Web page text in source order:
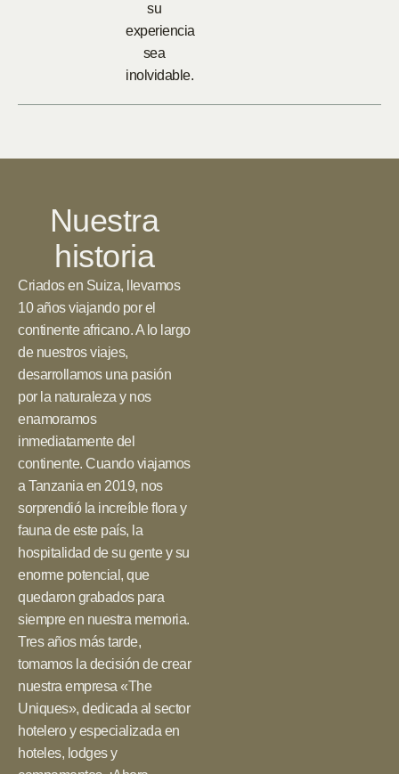
su
experiencia
sea
inolvidable.
Nuestra
historia
Criados en Suiza, llevamos
10 años viajando por el
continente africano. A lo largo
de nuestros viajes,
desarrollamos una pasión
por la naturaleza y nos
enamoramos
inmediatamente del
continente. Cuando viajamos
a Tanzania en 2019, nos
sorprendió la increíble flora y
fauna de este país, la
hospitalidad de su gente y su
enorme potencial, que
quedaron grabados para
siempre en nuestra memoria.
Tres años más tarde,
tomamos la decisión de crear
nuestra empresa «The
Uniques», dedicada al sector
hotelero y especializada en
hoteles, lodges y